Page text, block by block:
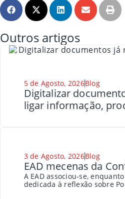
Outros artigos
5 de Agosto, 2026Blog
Digitalizar
ligar informação,
3 de Agosto, 2026Blog
EAD mecenas da
A EAD associou-se,
dedicada à reflexão sobre